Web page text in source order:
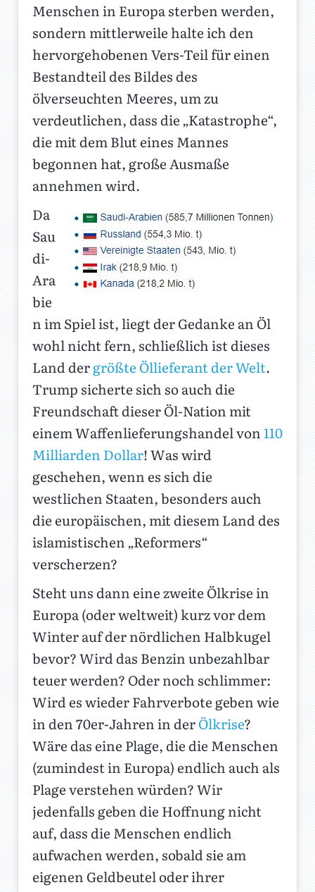
Menschen in Europa sterben werden,
sondern mittlerweile halte ich den
hervorgehobenen Vers-Teil für einen
Bestandteil des Bildes des
ölverseuchten Meeres, um zu
verdeutlichen, dass die „Katastrophe“,
die mit dem Blut eines Mannes
begonnen hat, große Ausmaße
annehmen wird.
Da
Sau
di-
Ara
bie
n im Spiel ist, liegt der Gedanke an Öl
wohl nicht fern, schließlich ist dieses
Land dergrößte Öllieferant der Welt.
Trump sicherte sich so auch die
Freundschaft dieser Öl-Nation mit
einem Waffenlieferungshandel von110
Milliarden Dollar! Was wird
geschehen, wenn es sich die
westlichen Staaten, besonders auch
die europäischen, mit diesem Land des
islamistischen „Reformers“
verscherzen?
Steht uns dann eine zweite Ölkrise in
Europa (oder weltweit) kurz vor dem
Winter auf der nördlichen Halbkugel
bevor? Wird das Benzin unbezahlbar
teuer werden? Oder noch schlimmer:
Wird es wieder Fahrverbote geben wie
in den 70er-Jahren in derÖlkrise?
Wäre das eine Plage, die die Menschen
(zumindest in Europa) endlich auch als
Plage verstehen würden? Wir
jedenfalls geben die Hoffnung nicht
auf, dass die Menschen endlich
aufwachen werden, sobald sie am
eigenen Geldbeutel oder ihrer